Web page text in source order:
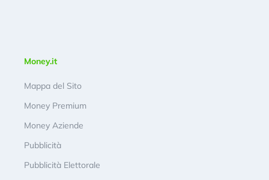
Money.it
Mappa del Sito
Money Premium
Money Aziende
Pubblicità
Pubblicità Elettorale